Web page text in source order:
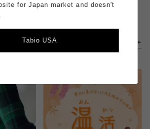
寿
靴下屋
for Japan market and doesn't
Tabio USA